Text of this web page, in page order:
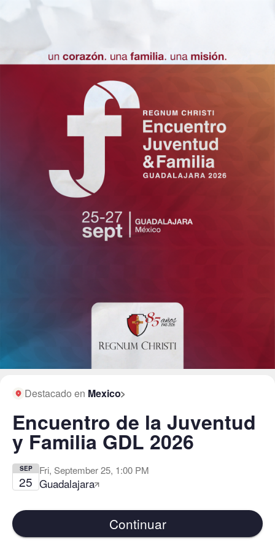
Destacado en Mexico
Encuentro de la Juventud
y Familia GDL 2026
SEP
25
Fri, September 25, 1:00 PM
Guadalajara
Continuar